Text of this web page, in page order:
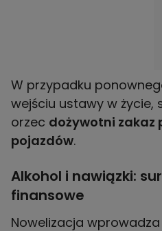
W przypadku
wejściu ustawy w życie,
orzec dożywotni zakaz
pojazdów.
Alkohol i nawiązki:
finansowe
Nowelizacja